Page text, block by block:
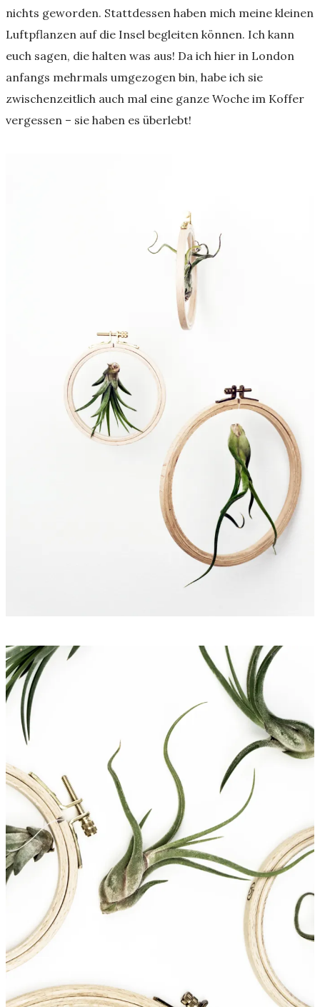
nichts geworden. Stattdessen haben mich meine kleinen
Luftpflanzen auf die Insel begleiten können. Ich kann
euch sagen, die halten was aus! Da ich hier in London
anfangs mehrmals umgezogen bin, habe ich sie
zwischenzeitlich auch mal eine ganze Woche im Koffer
vergessen – sie haben es überlebt!